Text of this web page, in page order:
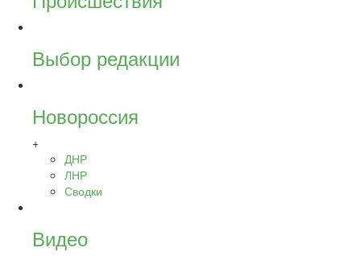
Выбор редакции
Новороссия
+
ДНР
ЛНР
Сводки
Видео